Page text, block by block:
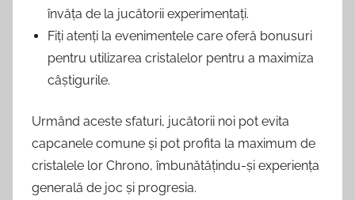
învăța de la jucătorii experimentați.
Fiți atenți la evenimentele care oferă bonusuri
pentru utilizarea cristalelor pentru a maximiza
câștigurile.
Urmând aceste sfaturi, jucătorii noi pot evita
capcanele comune și pot profita la maximum de
cristalele lor Chrono, îmbunătățindu-și experiența
generală de joc și progresia.